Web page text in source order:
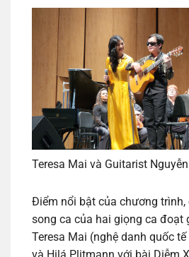
Teresa Mai và Guitarist
Điểm nổi bật của chương trình,
song ca của hai giọng ca đoạt
Teresa Mai (nghệ danh quốc
và Hilá Plitmann với bài Diễm